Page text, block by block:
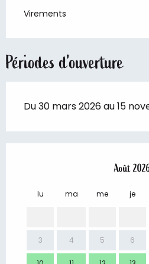
Virements
Périodes d'ouverture
Du 30 mars 2026 au 15
Août
lu ma me je
3 4 5 6